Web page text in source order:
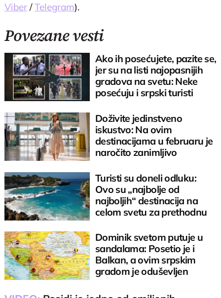
Viber /Telegram).
Povezane vesti
Ako ih posećujete, pazite se,
jer su na listi najopasnijih
gradova na svetu: Neke
posećuju i srpski turisti
Doživite jedinstveno
iskustvo: Na ovim
destinacijama u februaru je
naročito zanimljivo
Turisti su doneli odluku:
Ovo su „najbolje od
najboljih“ destinacija na
celom svetu za prethodnu
Dominik svetom putuje u
sandalama: Posetio je i
Balkan, a ovim srpskim
gradom je oduševljen